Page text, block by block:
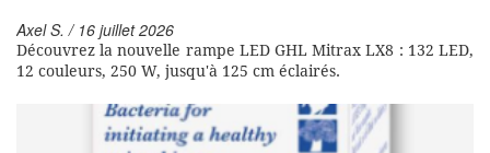
Axel S. / 16 juillet 2026
Découvrez la nouvelle rampe LED GHL Mitrax LX8 : 132 LED,
12 couleurs, 250 W, jusqu'à 125 cm éclairés.